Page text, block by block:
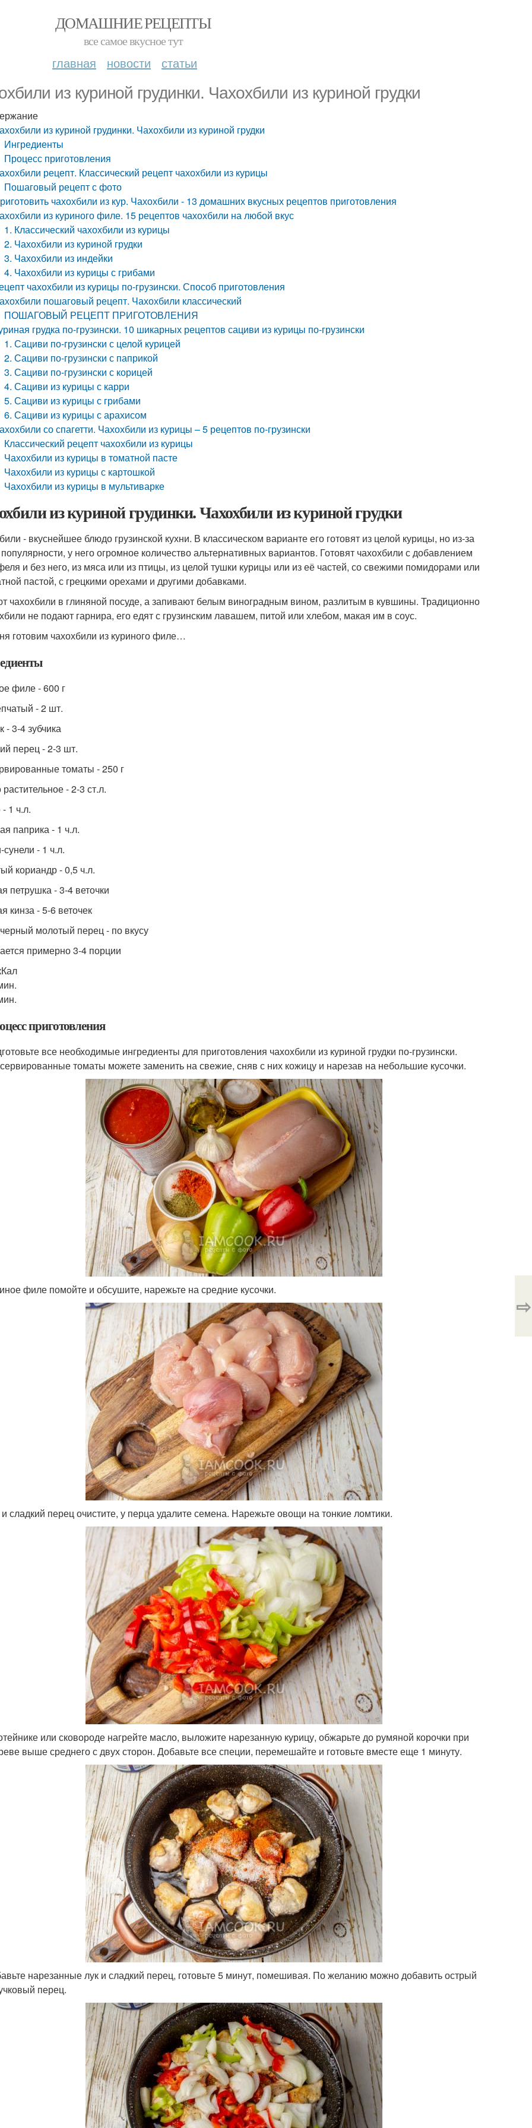
ДОМАШНИЕ РЕЦЕПТЫ
все самое вкусное тут
главная новости статьи
из куриной грудинки. Чахохбили из куриной грудки
из куриной грудинки. Чахохбили из куриной грудки
Ингредиенты
Процесс приготовления
рецепт. Классический рецепт чахохбили из курицы
Пошаговый рецепт с фото
чахохбили из кур. Чахохбили - 13 домашних вкусных рецептов приготовления
из куриного филе. 15 рецептов чахохбили на любой вкус
1. Классический чахохбили из курицы
2. Чахохбили из куриной грудки
3. Чахохбили из индейки
4. Чахохбили из курицы с грибами
чахохбили из курицы по-грузински. Способ приготовления
пошаговый рецепт. Чахохбили классический
ПОШАГОВЫЙ РЕЦЕПТ ПРИГОТОВЛЕНИЯ
грудка по-грузински. 10 шикарных рецептов сациви из курицы по-грузински
1. Сациви по-грузински с целой курицей
2. Сациви по-грузински с паприкой
3. Сациви по-грузински с корицей
4. Сациви из курицы с карри
5. Сациви из курицы с грибами
6. Сациви из курицы с арахисом
со спагетти. Чахохбили из курицы – 5 рецептов по-грузински
Классический рецепт чахохбили из курицы
Чахохбили из курицы в томатной пасте
Чахохбили из курицы с картошкой
Чахохбили из курицы в мультиварке
из куриной грудинки. Чахохбили из куриной грудки
- вкуснейшее блюдо грузинской кухни. В классическом варианте его готовят из целой курицы, но из-за
у него огромное количество альтернативных вариантов. Готовят чахохбили с добавлением
и без него, из мяса или из птицы, из целой тушки курицы или из её частей, со свежими помидорами или
пастой, с грецкими орехами и другими добавками.
чахохбили в глиняной посуде, а запивают белым виноградным вином, разлитым в кувшины. Традиционно
не подают гарнира, его едят с грузинским лавашем, питой или хлебом, макая им в соус.
готовим чахохбили из куриного филе…
филе - 600 г
- 2 шт.
- 3-4 зубчика
перец - 2-3 шт.
томаты - 250 г
- 2-3 ст.л.
1 ч.л.
паприка - 1 ч.л.
- 1 ч.л.
кориандр - 0,5 ч.л.
петрушка - 3-4 веточки
кинза - 5-6 веточек
молотый перец - по вкусу
примерно 3-4 порции
приготовления
все необходимые ингредиенты для приготовления чахохбили из куриной грудки по-грузински.
томаты можете заменить на свежие, сняв с них кожицу и нарезав на небольшие кусочки.
филе помойте и обсушите, нарежьте на средние кусочки.
сладкий перец очистите, у перца удалите семена. Нарежьте овощи на тонкие ломтики.
или сковороде нагрейте масло, выложите нарезанную курицу, обжарьте до румяной корочки при
выше среднего с двух сторон. Добавьте все специи, перемешайте и готовьте вместе еще 1 минуту.
нарезанные лук и сладкий перец, готовьте 5 минут, помешивая. По желанию можно добавить острый
перец.
⇨